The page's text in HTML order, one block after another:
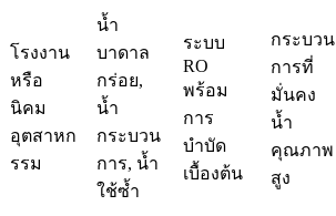
โรงงาน
หรือ
นิคม
อุตสาหก
รรม
น้ำ
บาดาล
กร่อย,
น้ำ
กระบวน
การ, น้ำ
ใช้ซ้ำ
ระบบ
RO
พร้อม
การ
บำบัด
เบื้องต้น
กระบวน
การที่
มั่นคง
น้ำ
คุณภาพ
สูง